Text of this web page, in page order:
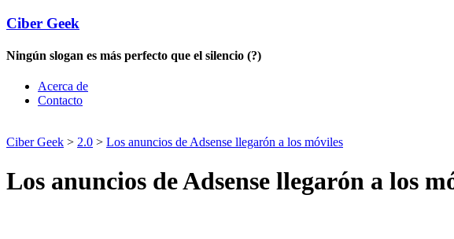
Ciber Geek
Ningún slogan es más perfecto que el silencio (?)
Acerca de
Contacto
Ciber Geek > 2.0 > Los anuncios de Adsense llegarón a los móviles
Los anuncios de Adsense llegarón a los